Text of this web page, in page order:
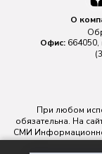
О
Офис: 664050,
При любом
обязательна. На
СМИ
№ ФС 77 - 88763